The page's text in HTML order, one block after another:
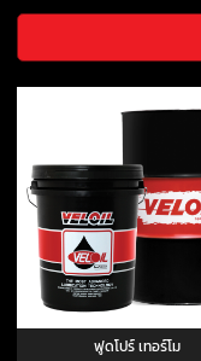
ฟูดโปร์ เทอร์โม